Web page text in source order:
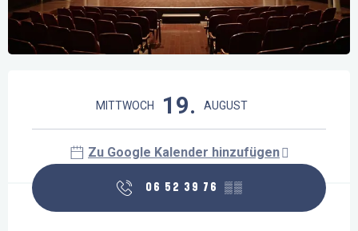
MITTWOCH 19. AUGUST
Zu Google Kalender hinzufügen
06 52 39 76 ▒▒